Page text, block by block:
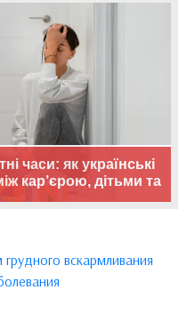
часи: як українські
кар’єрою, дітьми та
вскармливания